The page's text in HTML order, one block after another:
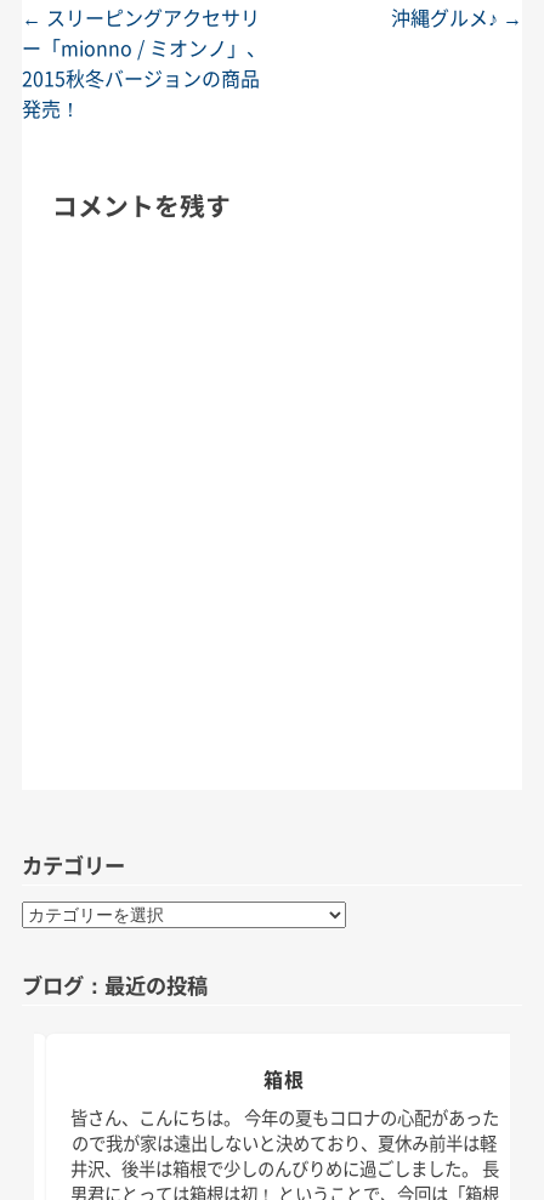
投稿ナビゲーション
← スリーピングアクセサリ
ー「mionno / ミオンノ」、
2015秋冬バージョンの商品
発売！
沖縄グルメ♪ →
コメントを残す
カテゴリー
カ
リ
ブログ：最近の投稿
箱根
皆さん、こんにちは。 今年の夏もコロナの心配があった
ので我が家は遠出しないと決めており、夏休み前半は軽
井沢、後半は箱根で少しのんびりめに過ごしました。 長
男君にとっては箱根は初！ ということで、今回は「箱根